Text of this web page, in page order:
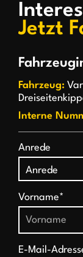
Jetzt
Fahrzeug:
Interne
Anrede
Vorname*
E-Mail-